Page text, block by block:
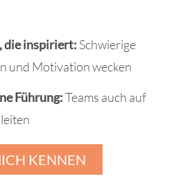
die inspiriert: Schwierige
und Motivation wecken
Führung:Teams auch auf
KENNEN